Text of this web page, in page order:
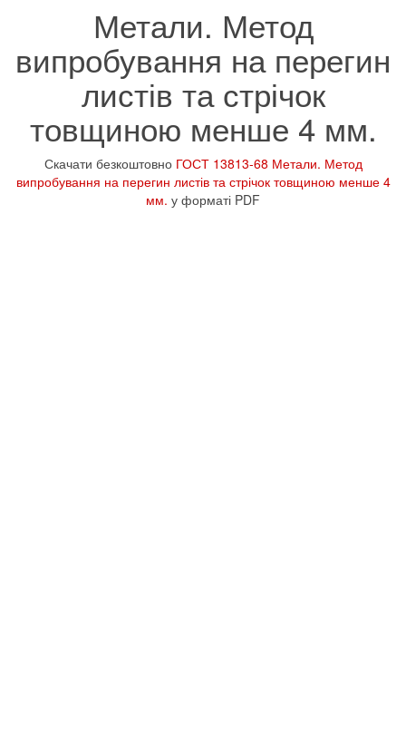
Метали. Метод
випробування на перегин
листів та стрічок
товщиною менше 4 мм.
Скачати безкоштовно ГОСТ 13813-68 Метали. Метод
випробування на перегин листів та стрічок товщиною менше 4
мм. у форматі PDF